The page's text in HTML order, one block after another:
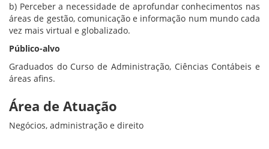
b) Perceber a necessidade de aprofundar conhecimentos nas
áreas de gestão, comunicação e informação num mundo cada
vez mais virtual e globalizado.
Público-alvo
Graduados do Curso de Administração, Ciências Contábeis e
áreas afins.
Área de Atuação
Negócios, administração e direito